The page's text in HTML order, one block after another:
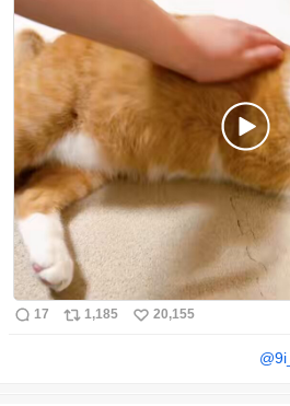
17 1,185 20,155
@